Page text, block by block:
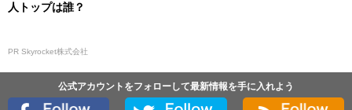
人トップは誰？
PR Skyrocket株式会社
公式アカウントをフォローして最新情報を手に入れよう